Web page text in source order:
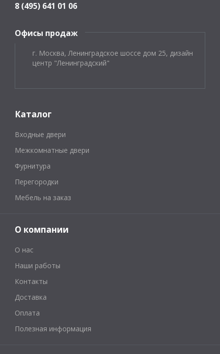
8 (495) 641 01 06
Офисы продаж
г. Москва, Ленинградское шоссе дом 25, дизайн
центр "Ленинградский"
Каталог
Входные двери
Межкомнатные двери
Фурнитура
Перегородки
Мебель на заказ
О компании
О нас
Наши работы
Контакты
Доставка
Оплата
Полезная информация